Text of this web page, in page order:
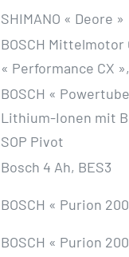
SHIMANO « Deore »
BOSCH Mittelmotor
« Performance CX
BOSCH «
Lithium-Ionen mit
SOP Pivot
Bosch 4 Ah, BES3
BOSCH « Purion
BOSCH « Purion